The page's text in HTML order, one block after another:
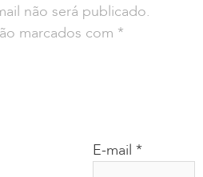
não será publicado.
marcados com *
E-mail *